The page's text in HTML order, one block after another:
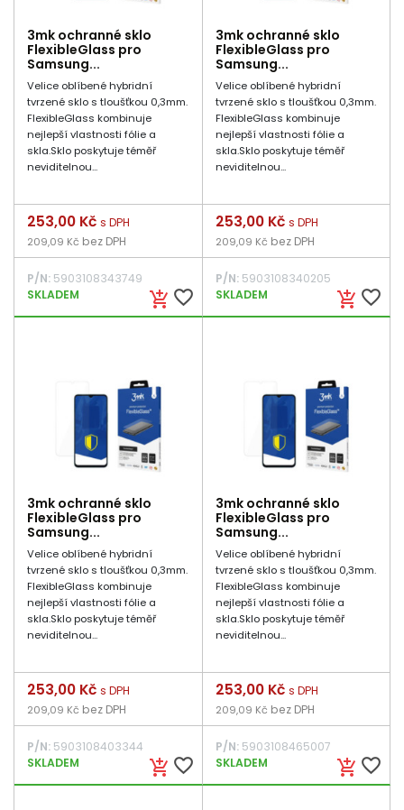
3mk ochranné sklo
FlexibleGlass pro
Samsung...
Velice oblíbené hybridní
tvrzené sklo s tloušťkou 0,3mm.
FlexibleGlass kombinuje
nejlepší vlastnosti fólie a
skla.Sklo poskytuje téměř
neviditelnou...
add_shopping_cart favorite_border
Cena
253,00 Kč s DPH
209,09 Kč bez DPH
P/N: 5903108343749
SKLADEM
3mk ochranné sklo
FlexibleGlass pro
Samsung...
Velice oblíbené hybridní
tvrzené sklo s tloušťkou 0,3mm.
FlexibleGlass kombinuje
nejlepší vlastnosti fólie a
skla.Sklo poskytuje téměř
neviditelnou...
add_shopping_cart favorite_border
Cena
253,00 Kč s DPH
209,09 Kč bez DPH
P/N:5903108340205
SKLADEM
3mk ochranné sklo
FlexibleGlass pro
Samsung...
Velice oblíbené hybridní
tvrzené sklo s tloušťkou 0,3mm.
FlexibleGlass kombinuje
nejlepší vlastnosti fólie a
skla.Sklo poskytuje téměř
neviditelnou...
add_shopping_cart favorite_border
Cena
253,00 Kč s DPH
209,09 Kč bez DPH
P/N: 5903108403344
SKLADEM
3mk ochranné sklo
FlexibleGlass pro
Samsung...
Velice oblíbené hybridní
tvrzené sklo s tloušťkou 0,3mm.
FlexibleGlass kombinuje
nejlepší vlastnosti fólie a
skla.Sklo poskytuje téměř
neviditelnou...
add_shopping_cart favorite_border
Cena
253,00 Kč s DPH
209,09 Kč bez DPH
P/N:5903108465007
SKLADEM